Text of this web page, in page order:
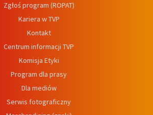
Zgłoś program (ROPAT)
Kariera w TVP
Kontakt
Centrum informacji TVP
Komisja Etyki
Program dla prasy
Dla mediów
Serwis fotograficzny